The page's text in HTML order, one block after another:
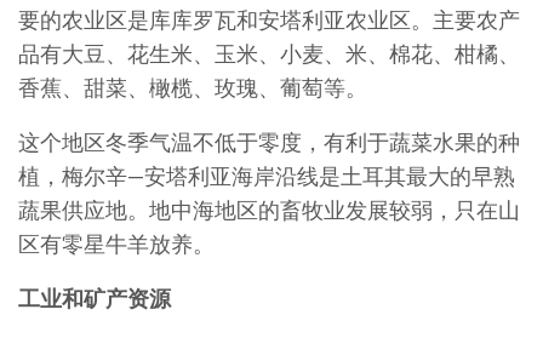
要的农业区是库库罗瓦和安塔利亚农业区。主要农产
品有大豆、花生米、玉米、小麦、米、棉花、柑橘、
香蕉、甜菜、橄榄、玫瑰、葡萄等。
这个地区冬季气温不低于零度，有利于蔬菜水果的种
植，梅尔辛—安塔利亚海岸沿线是土耳其最大的早熟
蔬果供应地。地中海地区的畜牧业发展较弱，只在山
区有零星牛羊放养。
工业和矿产资源